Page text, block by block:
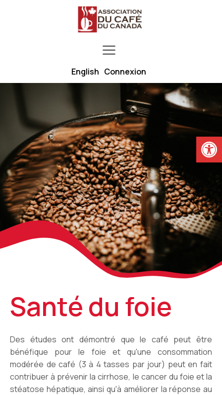
Ouvrir
English Connexion
Santé du foie
Des études ont démontré que le café peut être
bénéfique pour le foie et qu'une consommation
modérée de café (3 à 4 tasses par jour) peut en fait
contribuer à prévenir la cirrhose, le cancer du foie et la
stéatose hépatique, ainsi qu'à améliorer la réponse au